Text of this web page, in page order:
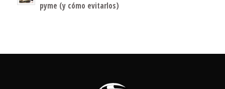
pyme (y cómo evitarlos)